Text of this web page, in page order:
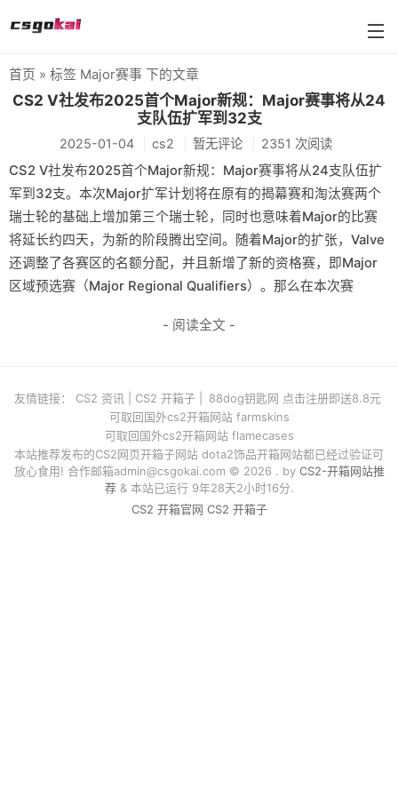
farmskins
88dog
flamecases
88hash-jp
首页 » 标签 Major赛事 下的文章
CS2 V社发布2025首个Major新规：Major赛事将从24
支队伍扩军到32支
2025-01-04 cs2 暂无评论 2351 次阅读
CS2 V社发布2025首个Major新规：Major赛事将从24支队伍扩
军到32支。本次Major扩军计划将在原有的揭幕赛和淘汰赛两个
瑞士轮的基础上增加第三个瑞士轮，同时也意味着Major的比赛
将延长约四天，为新的阶段腾出空间。随着Major的扩张，Valve
还调整了各赛区的名额分配，并且新增了新的资格赛，即Major
区域预选赛（Major Regional Qualifiers）。那么在本次赛
- 阅读全文 -
友情链接： CS2 资讯 CS2 开箱子
88dog钥匙网 点击注册即送8.8元
可取回国外cs2开箱网站 farmskins
可取回国外cs2开箱网站 flamecases
本站推荐发布的CS2网页开箱子网站 dota2饰品开箱网站都已经过验证可
放心食用! 合作邮箱admin@csgokai.com© 2026 . by CS2-开箱网站推
荐& 本站已运行 9年28天2小时16分.
CS2 开箱官网 CS2 开箱子